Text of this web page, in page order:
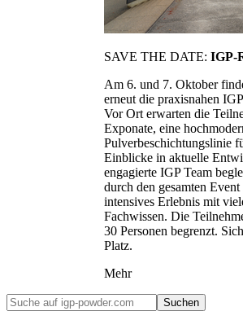
SAVE THE DATE: IGP-
Am 6. und 7. Oktober
erneut die praxisnahen
Vor Ort erwarten die
Exponate, eine
Pulverbeschichtungslinie
Einblicke in aktuelle
engagierte IGP Team
durch den gesamten
intensives Erlebnis mit
Fachwissen. Die
30 Personen begrenzt.
Platz.
Mehr
Suchen